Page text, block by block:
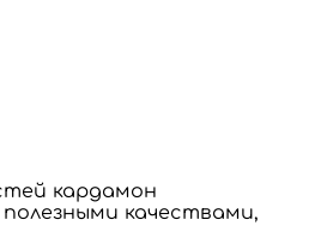
кардамон
качествами,